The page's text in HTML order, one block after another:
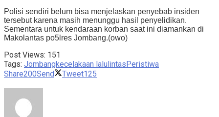
Polisi sendiri belum bisa menjelaskan penyebab insiden
tersebut karena masih menunggu hasil penyelidikan.
Sementara untuk kendaraan korban saat ini diamankan di
Makolantas po5lres Jombang.(owo)
Post Views: 151
Tags: Jombangkecelakaan lalulintas Peristiwa
Share200Send Tweet125